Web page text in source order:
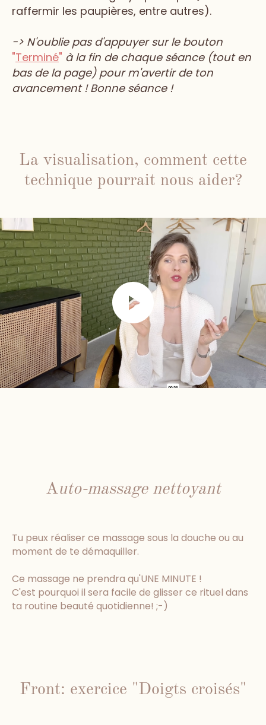
raffermir les paupières, entre autres).
-> N'oublie pas d'appuyer sur le bouton
"Terminé" à la fin de chaque séance (tout en
bas de la page) pour m'avertir de ton
avancement ! Bonne séance !
La visualisation, comment cette
technique pourrait nous aider?
Auto-massage nettoyant
Tu peux réaliser ce massage sous la douche ou au
moment de te démaquiller.
Ce massage ne prendra qu'UNE MINUTE !
C'est pourquoi il sera facile de glisser ce rituel dans
ta routine beauté quotidienne! ;-)
Front: exercice "Doigts croisés"